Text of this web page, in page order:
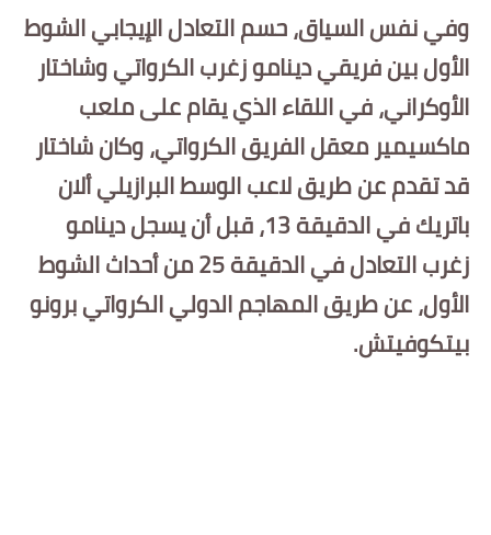
وفي نفس السياق، حسم التعادل الإيجابي الشوط
الأول بين فريقي دينامو زغرب الكرواتي وشاختار
الأوكراني، في اللقاء الذي يقام على ملعب
ماكسيمير معقل الفريق الكرواتي، وكان شاختار
قد تقدم عن طريق لاعب الوسط البرازيلي ألان
باتريك في الدقيقة 13، قبل أن يسجل دينامو
زغرب التعادل في الدقيقة 25 من أحداث الشوط
الأول، عن طريق المهاجم الدولي الكرواتي برونو
بيتكوفيتش.